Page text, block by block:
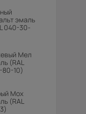
эмаль
040-30-
Мел
(RAL
80-10)
Мох
(RAL